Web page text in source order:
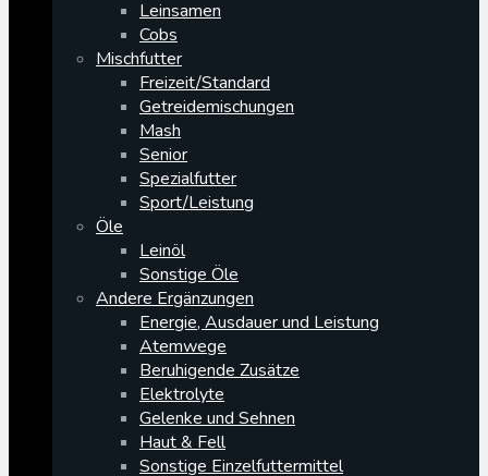
Leinsamen
Cobs
Mischfutter
Freizeit/Standard
Getreidemischungen
Mash
Senior
Spezialfutter
Sport/Leistung
Öle
Leinöl
Sonstige Öle
Andere Ergänzungen
Energie, Ausdauer und Leistung
Atemwege
Beruhigende Zusätze
Elektrolyte
Gelenke und Sehnen
Haut & Fell
Sonstige Einzelfuttermittel